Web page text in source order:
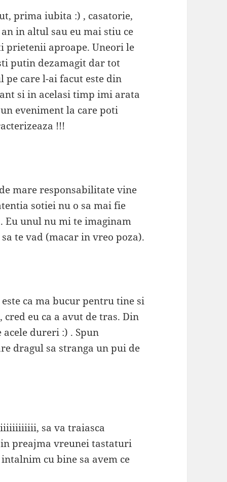
prima iubita :) , casatorie,
in altul sau eu mai stiu ce
prietenii aproape. Uneori le
putin dezamagit dar tot
pe care l-ai facut este din
si in acelasi timp imi arata
eveniment la care poti
!!!
mare responsabilitate vine
sotiei nu o sa mai fie
Eu unul nu mi te imaginam
te vad (macar in vreo poza).
ca ma bucur pentru tine si
eu ca a avut de tras. Din
dureri :) . Spun
dragul sa stranga un pui de
sa va traiasca
preajma vreunei tastaturi
cu bine sa avem ce